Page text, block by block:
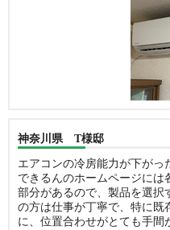
神奈川県 T様邸
エアコンの冷房能力が下が
できるんのホームページには
部分があるので、製品を選択
の方は仕事が丁寧で、特に既
に、位置合わせがとても手間